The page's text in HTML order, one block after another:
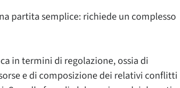
partita semplice: richiede un complesso
in termini di regolazione, ossia di
e di composizione dei relativi conflitti